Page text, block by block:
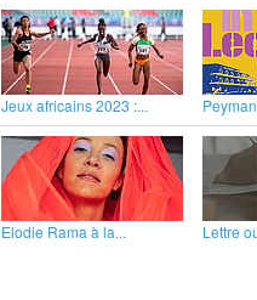
Jeux africains 2023 :...
Elodie Rama à la...
Lettre